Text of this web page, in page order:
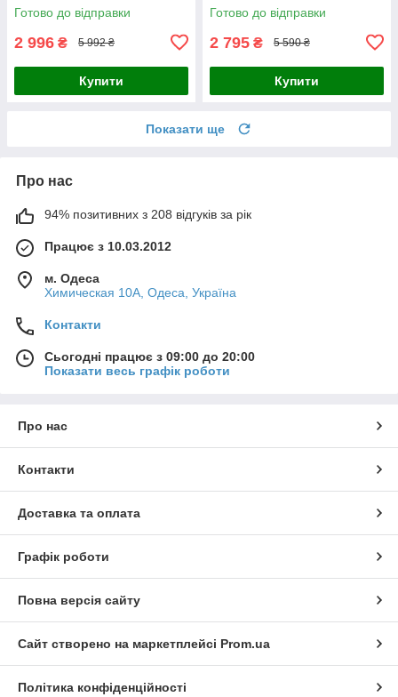
Готово до відправки
2 996 ₴ 5 992 ₴
Купити
Готово до відправки
2 795 ₴ 5 590 ₴
Купити
Показати ще
Про нас
94% позитивних з 208 відгуків за рік
Працює з 10.03.2012
м. Одеса
Химическая 10А, Одеса, Україна
Контакти
Сьогодні працює з 09:00 до 20:00
Показати весь графік роботи
Про нас
Контакти
Доставка та оплата
Графік роботи
Повна версія сайту
Сайт створено на маркетплейсі Prom.ua
Політика конфіденційності